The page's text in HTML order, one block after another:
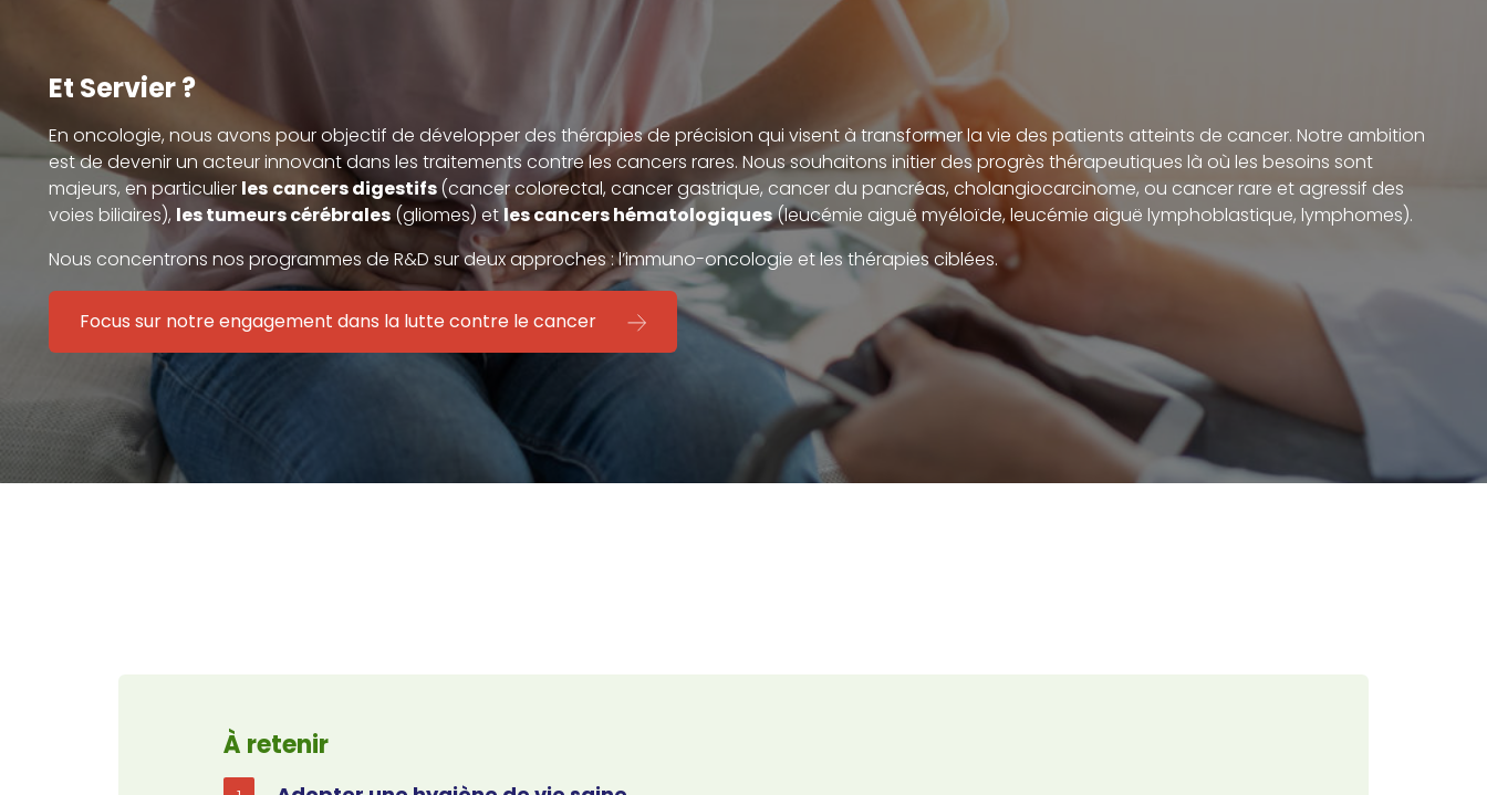
Et Servier ?
En oncologie, nous avons pour objectif de développer des thérapies de précision qui visent à transformer la vie des patients atteints de cancer. Notre ambition
est de devenir un acteur innovant dans les traitements contre les cancers rares. Nous souhaitons initier des progrès thérapeutiques là où les besoins sont
majeurs, en particulier les cancers digestifs(cancer colorectal, cancer gastrique, cancer du pancréas, cholangiocarcinome, ou cancer rare et agressif des
voies biliaires), les tumeurs cérébrales (gliomes) etles cancers hématologiques(leucémie aiguë myéloïde, leucémie aiguë lymphoblastique, lymphomes).
Nous concentrons nos programmes de R&D sur deux approches : l’immuno-oncologie et les thérapies ciblées.
Focus sur notre engagement dans la lutte contre le cancer
À retenir